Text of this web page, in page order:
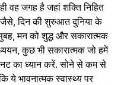
वह जगह है जहां शक्ति निहित
दिन की शुरुआत दुनिया के
मन को शुद्ध और सकारात्मक
कुछ भी सकारात्मक जो हमें
का ध्यान करें. सोने से कम से
ये भावनात्मक स्वास्थ्य पर